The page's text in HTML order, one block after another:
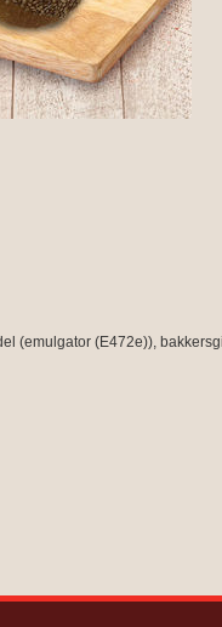
(emulgator (E472e)),